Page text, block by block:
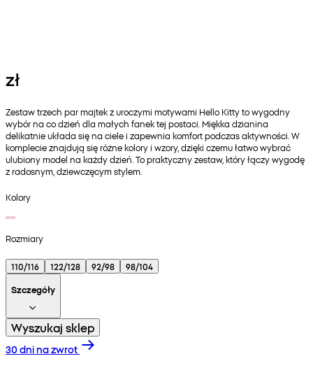
zł
Zestaw trzech par majtek z uroczymi motywami Hello Kitty to wygodny
wybór na co dzień dla małych fanek tej postaci. Miękka dzianina
delikatnie układa się na ciele i zapewnia komfort podczas aktywności. W
komplecie znajdują się różne kolory i wzory, dzięki czemu łatwo wybrać
ulubiony model na każdy dzień. To praktyczny zestaw, który łączy wygodę
z radosnym, dziewczęcym stylem.
Kolory
Rozmiary
110/116 122/128 92/98
98/104
Szczegóły
Wyszukaj sklep
30 dni na zwrot